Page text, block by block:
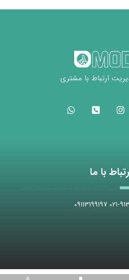
ارتباط با مشتری
با ما
021-